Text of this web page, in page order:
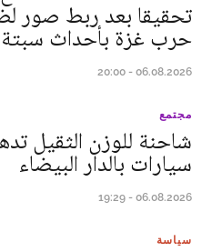
تحقيقا بعد ربط صور
حرب غزة بأحداث سبتة
06.08.2026 - 20:00
مجتمع
سيارات بالدار البيضاء
06.08.2026 - 19:29
سياسة